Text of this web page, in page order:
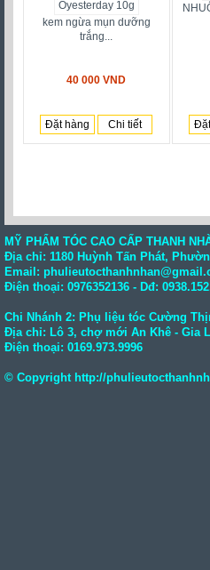
kem ngừa mụn dưỡng
trắng...
40 000 VND
Đặt hàng Chi tiết
MỸ PHẨM TÓC CAO CẤP THANH
Địa chỉ: 1180 Huỳnh Tấn Phát,
Email:
Điện thoại: 0976352136 - Dđ:
Chi Nhánh 2: Phụ liệu tóc Cường
Địa chỉ: Lô 3, chợ mới An Khê - Gia
Điện thoại: 0169.973.9996
© Copyright http://